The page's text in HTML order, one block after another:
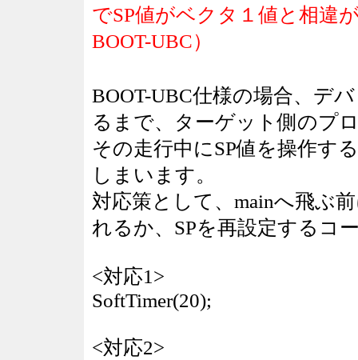
でSP値がベクタ１値と相違
BOOT-UBC）
BOOT-UBC仕様の場合、デ
るまで、ターゲット側のプ
その走行中にSP値を操作す
しまいます。
対応策として、mainへ飛ぶ
れるか、SPを再設定するコ
<対応1>
SoftTimer(20);
<対応2>